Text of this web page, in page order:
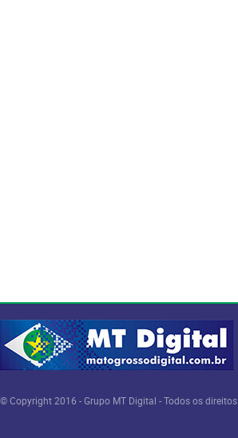
© Copyright 2016 - Grupo MT Digital - Todos os